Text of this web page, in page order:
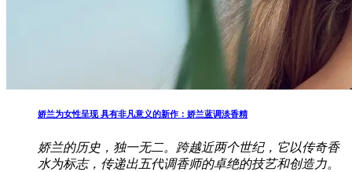
娇兰为女性呈现 具有非凡意义的新作：娇兰蓝调淡香精
娇兰的历史，独一无二。跨越近两个世纪，它以传奇香
水为标志，传递出五代调香师的卓绝的技艺和创造力。